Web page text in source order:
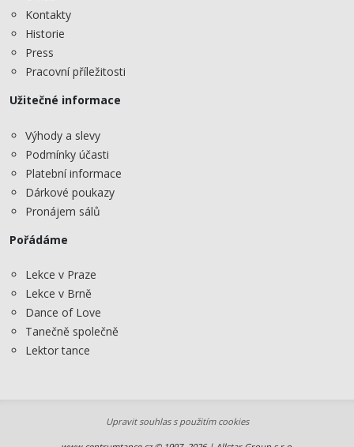
Kontakty
Historie
Press
Pracovní příležitosti
Užitečné informace
Výhody a slevy
Podmínky účasti
Platební informace
Dárkové poukazy
Pronájem sálů
Pořádáme
Lekce v Praze
Lekce v Brně
Dance of Love
Tanečně společně
Lektor tance
Upravit souhlas s použitím cookies